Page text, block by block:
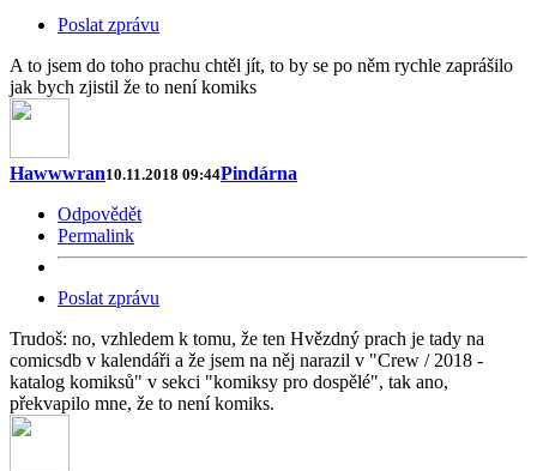
Poslat zprávu
A to jsem do toho prachu chtěl jít, to by se po něm rychle zaprášilo
jak bych zjistil že to není komiks
Hawwwran10.11.2018 09:44Pindárna
Odpovědět
Permalink
Poslat zprávu
Trudoš: no, vzhledem k tomu, že ten Hvězdný prach je tady na
comicsdb v kalendáři a že jsem na něj narazil v "Crew / 2018 -
katalog komiksů" v sekci "komiksy pro dospělé", tak ano,
překvapilo mne, že to není komiks.